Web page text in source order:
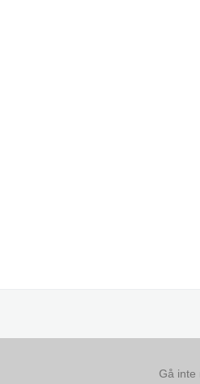
Gå inte